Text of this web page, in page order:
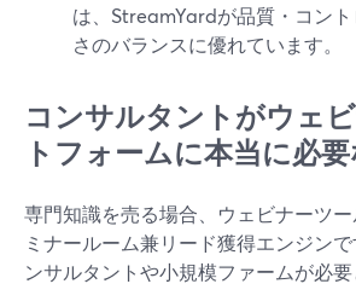
は、StreamYardが品質・コン
さのバランスに優れています。
コンサルタントがウェ
トフォームに本当に必
専門知識を売る場合、ウェビナーツ
ミナールーム兼リード獲得エンジン
ンサルタントや小規模ファームが必要